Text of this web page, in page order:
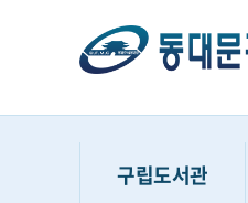
구립도서관